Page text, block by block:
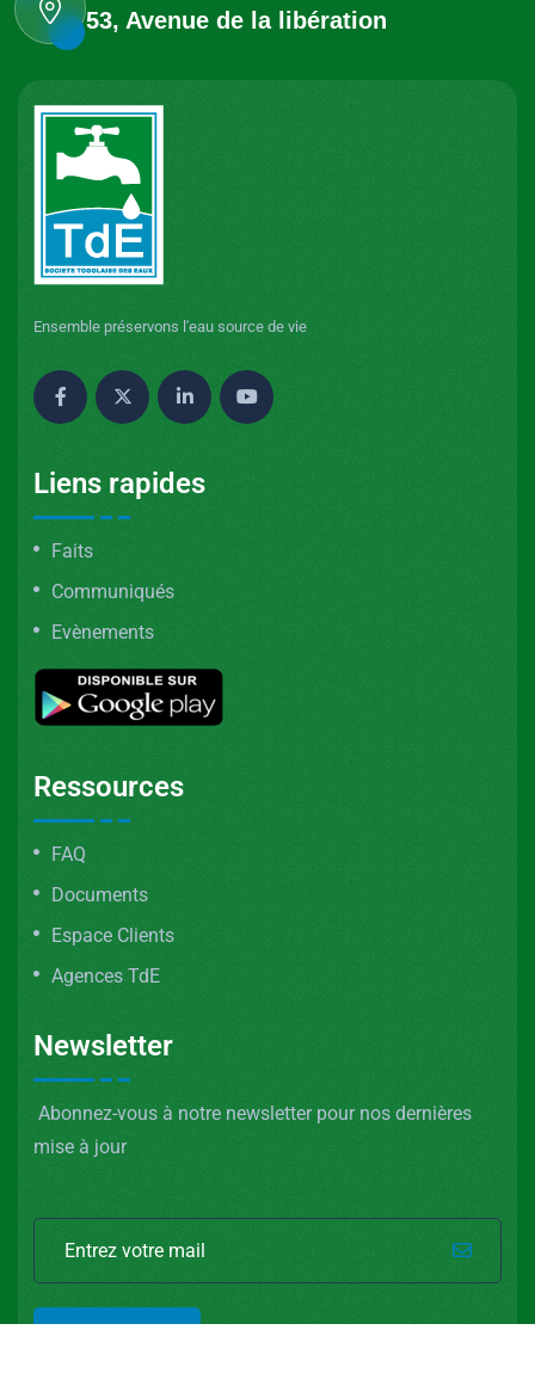
53, Avenue de la libération
Ensemble préservons l'eau source de vie
Liens rapides
Faits
Communiqués
Evènements
Ressources
FAQ
Documents
Espace Clients
Agences TdE
Newsletter
Abonnez-vous à notre newsletter pour nos dernières
mise à jour